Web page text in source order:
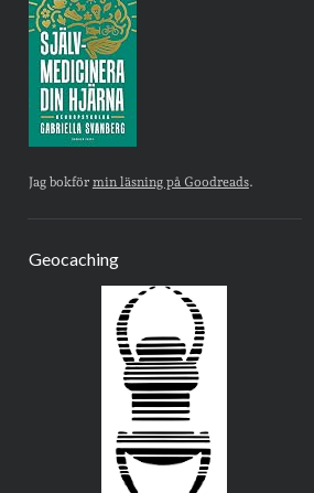
Jag bokför min läsning på Goodreads.
Geocaching